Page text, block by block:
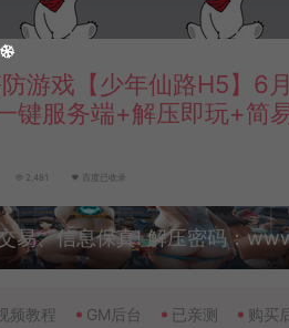
游戏【少年仙路H5】6
键服务端+解压即玩+简
2,481 百度已收录
易、信息保真! 解压密码：
频教程 GM后台 已亲测 购买